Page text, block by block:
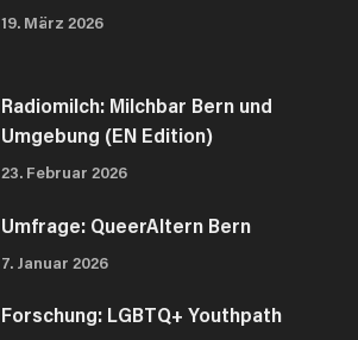
19. März 2026
Radiomilch: Milchbar Bern und
Umgebung (EN Edition)
23. Februar 2026
Umfrage: QueerAltern Bern
7. Januar 2026
Forschung: LGBTQ+ Youthpath